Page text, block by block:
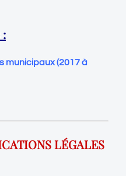
municipaux (2017 à
LÉGALES